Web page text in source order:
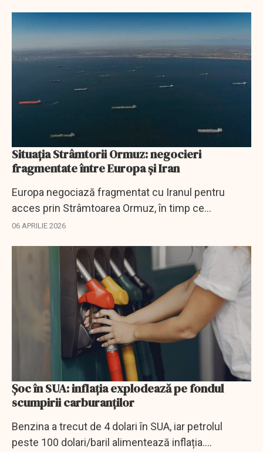
Situația Strâmtorii Ormuz: negocieri
fragmentate între Europa și Iran
Europa negociază fragmentat cu Iranul pentru
acces prin Strâmtoarea Ormuz, în timp ce
Teheranul refuză concesii fără un acord major.
06 APRILIE 2026
Șoc în SUA: inflația explodează pe fondul
scumpirii carburanților
Benzina a trecut de 4 dolari în SUA, iar petrolul
peste 100 dolari/baril alimentează inflația.